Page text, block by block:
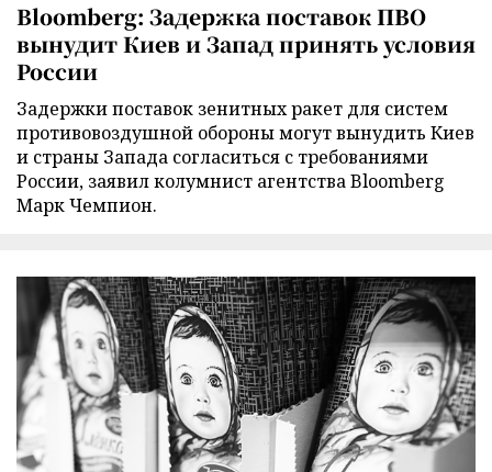
Bloomberg: Задержка поставок ПВО
вынудит Киев и Запад принять условия
России
Задержки поставок зенитных ракет для систем
противовоздушной обороны могут вынудить Киев
и страны Запада согласиться с требованиями
России, заявил колумнист агентства Bloomberg
Марк Чемпион.